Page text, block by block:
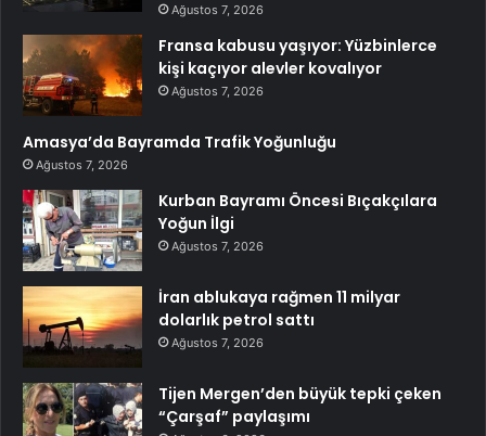
Ağustos 7, 2026
Fransa kabusu yaşıyor: Yüzbinlerce
kişi kaçıyor alevler kovalıyor
Ağustos 7, 2026
Amasya’da Bayramda Trafik Yoğunluğu
Ağustos 7, 2026
Kurban Bayramı Öncesi Bıçakçılara
Yoğun İlgi
Ağustos 7, 2026
İran ablukaya rağmen 11 milyar
dolarlık petrol sattı
Ağustos 7, 2026
Tijen Mergen’den büyük tepki çeken
“Çarşaf” paylaşımı